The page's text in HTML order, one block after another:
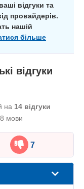
відгуки та
провайдерів.
нашій
більше
відгуки
на 14відгуки
мови
7